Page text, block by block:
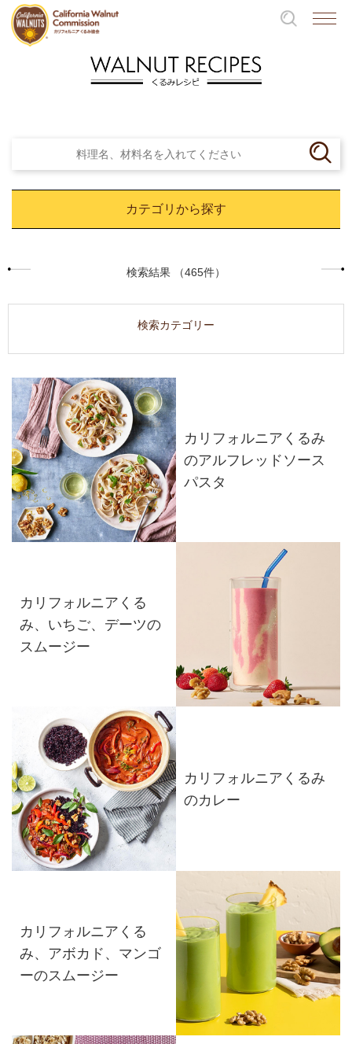
カテゴリから探す
検索結果 （465件）
検索カテゴリー
カリフォルニアくるみ
のアルフレッドソース
パスタ
カリフォルニアくる
み、いちご、デーツの
スムージー
カリフォルニアくるみ
のカレー
カリフォルニアくる
み、アボカド、マンゴ
ーのスムージー